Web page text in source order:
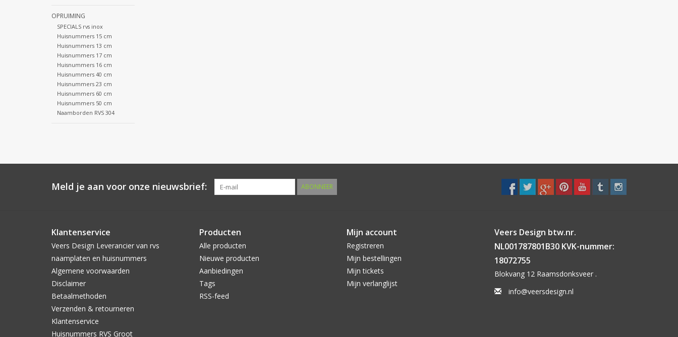
OPRUIMING
SPECIALS rvs inox
Huisnummers 15 cm
Huisnummers 13 cm
Huisnummers 17 cm
Huisnummers 16 cm
Huisnummers 40 cm
Huisnummers 23 cm
Huisnummers 60 cm
Huisnummers 50 cm
Naamborden RVS 304
Meld je aan voor onze nieuwsbrief: ABONNEER
Klantenservice
Veers Design Leverancier van rvs
naamplaten en huisnummers
Algemene voorwaarden
Disclaimer
Betaalmethoden
Verzenden & retourneren
Klantenservice
Huisnummers RVS Groot
Producten
Alle producten
Nieuwe producten
Aanbiedingen
Tags
RSS-feed
Mijn account
Registreren
Mijn bestellingen
Mijn tickets
Mijn verlanglijst
Veers Design btw.nr.
NL001787801B30 KVK-nummer:
18072755
Blokvang 12 Raamsdonksveer .
info@veersdesign.nl